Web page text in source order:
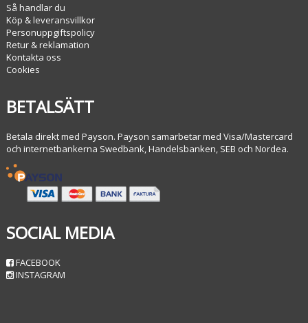
Så handlar du
Köp & leveransvillkor
Personuppgiftspolicy
Retur & reklamation
Kontakta oss
Cookies
BETALSÄTT
Betala direkt med Payson. Payson samarbetar med Visa/Mastercard
och internetbankerna Swedbank, Handelsbanken, SEB och Nordea.
SOCIAL MEDIA
FACEBOOK
INSTAGRAM